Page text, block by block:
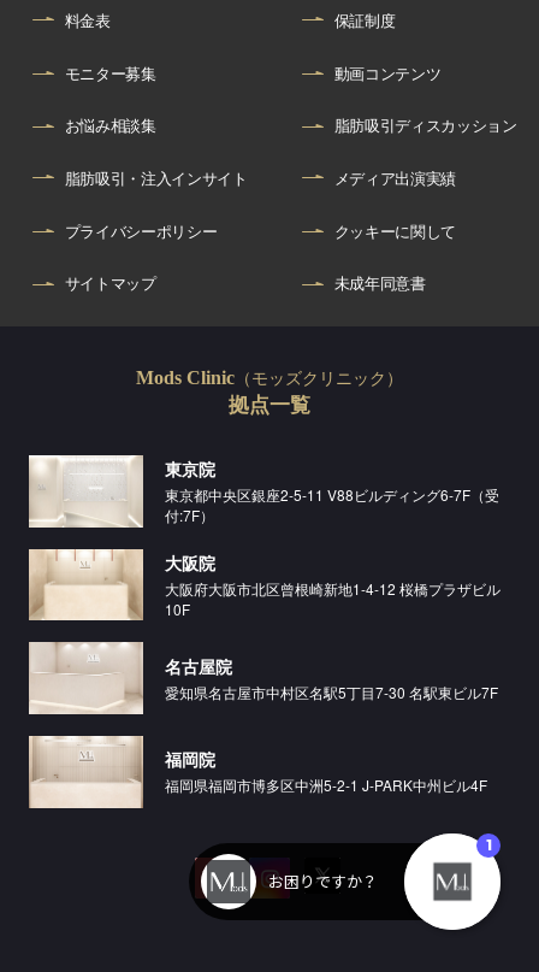
料金表 保証制度
モニター募集 動画コンテンツ
お悩み相談集 脂肪吸引ディスカッション
脂肪吸引・注入インサイト メディア出演実績
プライバシーポリシー クッキーに関して
サイトマップ 未成年同意書
Mods Clinic （モッズクリニック）
拠点一覧
東京院
東京都中央区銀座2-5-11 V88ビルディング6-7F（受
付:7F）
大阪院
大阪府大阪市北区曾根崎新地1-4-12 桜橋プラザビル
10F
名古屋院
愛知県名古屋市中村区名駅5丁目7-30 名駅東ビル7F
福岡院
福岡県福岡市博多区中洲5-2-1 J-PARK中州ビル4F